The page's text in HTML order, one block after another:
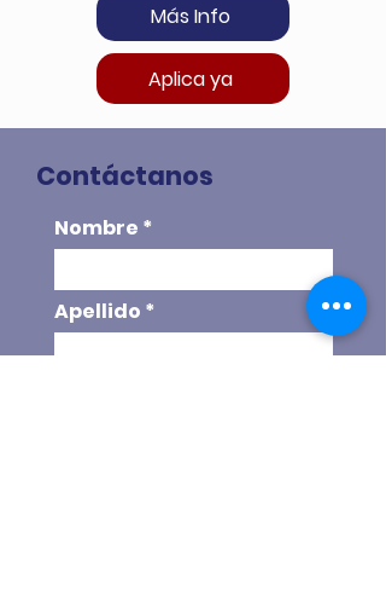
Más Info
Aplica ya
Contáctanos
Nombre
Apellido